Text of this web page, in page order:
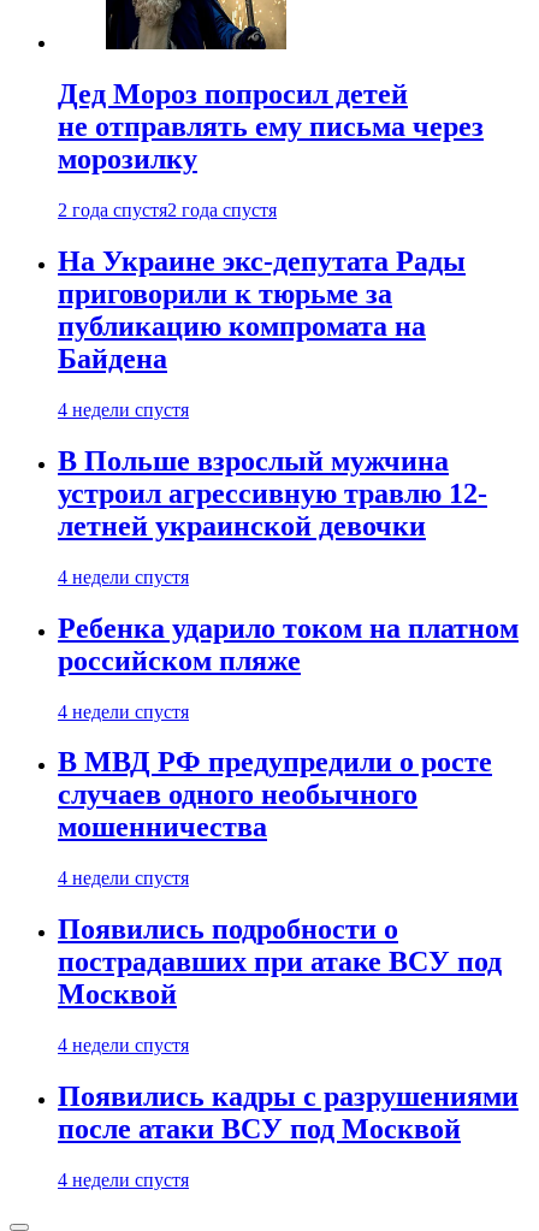
Дед Мороз попросил детей
не отправлять ему письма через
морозилку
2 года спустя2 года спустя
На Украине экс-депутата Рады
приговорили к тюрьме за
публикацию компромата на
Байдена
4 недели спустя
В Польше взрослый мужчина
устроил агрессивную травлю 12-
летней украинской девочки
4 недели спустя
Ребенка ударило током на платном
российском пляже
4 недели спустя
В МВД РФ предупредили о росте
случаев одного необычного
мошенничества
4 недели спустя
Появились подробности о
пострадавших при атаке ВСУ под
Москвой
4 недели спустя
Появились кадры с разрушениями
после атаки ВСУ под Москвой
4 недели спустя